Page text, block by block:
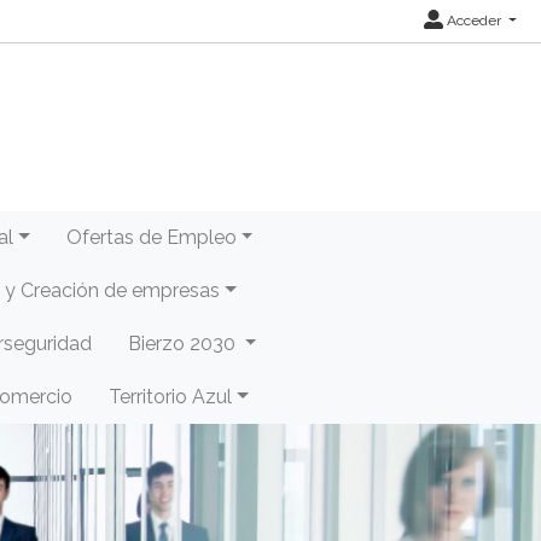
Acceder
Ofertas de Empleo
Creación de empresas
Bierzo 2030
Territorio Azul